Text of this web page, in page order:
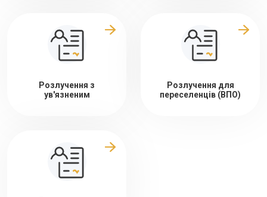
Розлучення з
ув'язненим
Розлучення для
переселенців (ВПО)